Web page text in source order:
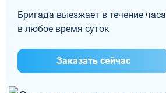
Бригада выезжает в течение часа
в любое время суток
Заказать сейчас